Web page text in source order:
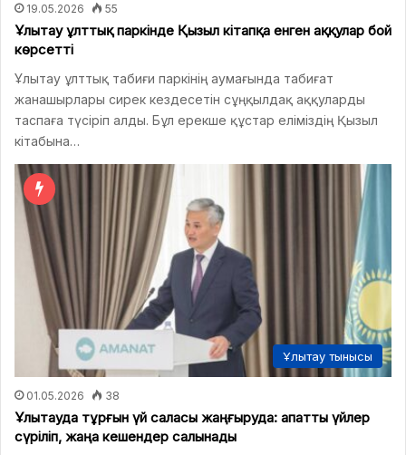
19.05.2026 55
Ұлытау ұлттық паркінде Қызыл кітапқа енген аққулар бой
көрсетті
Ұлытау ұлттық табиғи паркінің аумағында табиғат
жанашырлары сирек кездесетін сұңқылдақ аққуларды
таспаға түсіріп алды. Бұл ерекше құстар еліміздің Қызыл
кітабына…
Ұлытау тынысы
01.05.2026 38
Ұлытауда тұрғын үй саласы жаңғыруда: апатты үйлер
сүріліп, жаңа кешендер салынады